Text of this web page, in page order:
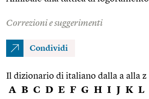
Correzioni e suggerimenti
Condividi
Il dizionario di italiano dalla a alla z
A B C D E F G H I J K L